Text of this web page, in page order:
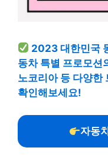
2023 대한민국
동차 특별 프로모션
노코리아 등 다양한
확인해보세요!
자동